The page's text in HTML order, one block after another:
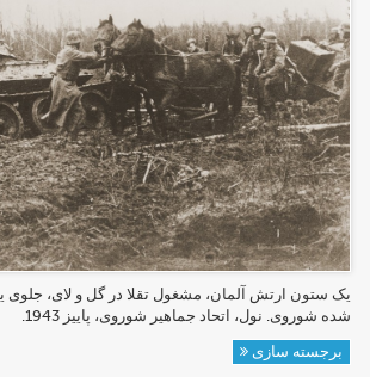
یک ستون ارتش آلمان، مشغول تقلا در گل و لای، جلوی
شده شوروی. نول، اتحاد جماهیر شوروی، پاییز 1943.
برجسته سازی